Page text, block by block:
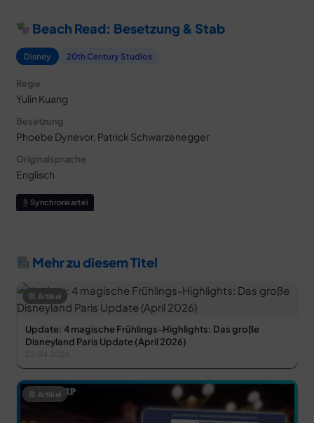
Beach Read: Besetzung & Stab
Disney 20th Century Studios
Regie
Yulin Kuang
Besetzung
Phoebe Dynevor, Patrick Schwarzenegger
Originalsprache
Englisch
Synchronkartei
Mehr zu diesem Titel
Artikel
Update: 4 magische Frühlings-Highlights: Das große
Disneyland Paris Update (April 2026)
Artikel